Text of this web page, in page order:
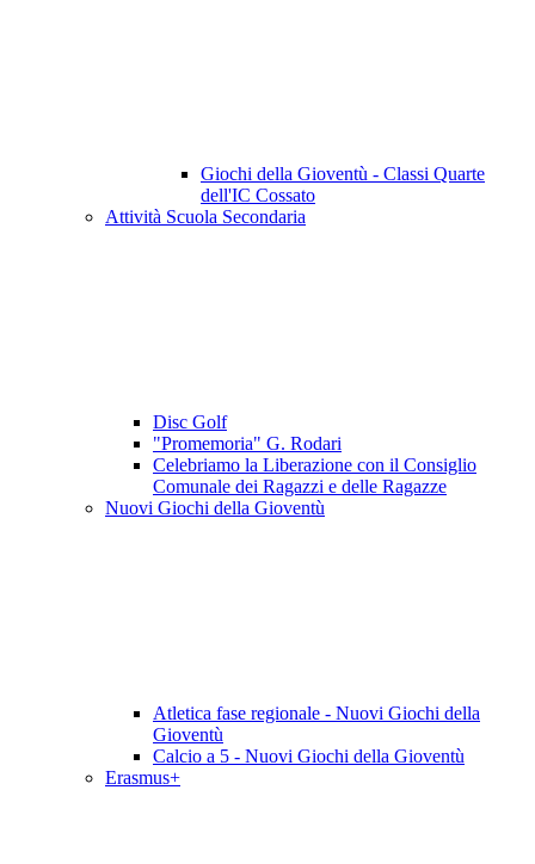
Giochi della Gioventù - Classi Quarte
dell'IC Cossato
Attività Scuola Secondaria
Disc Golf
"Promemoria" G. Rodari
Celebriamo la Liberazione con il Consiglio
Comunale dei Ragazzi e delle Ragazze
Nuovi Giochi della Gioventù
Atletica fase regionale - Nuovi Giochi della
Gioventù
Calcio a 5 - Nuovi Giochi della Gioventù
Erasmus+